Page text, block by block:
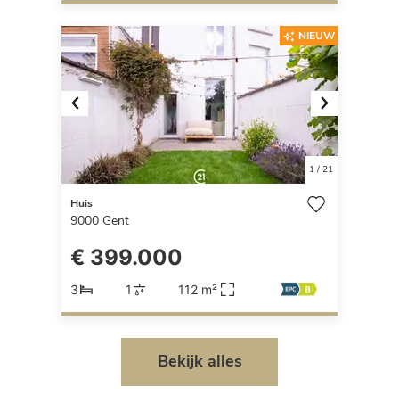
Previous Next
1/ 21
NIEUW
Huis
9000 Gent
€ 399.000
3 1 112 m²
Bekijk alles